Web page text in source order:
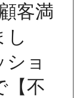
客満
し
ョ
【不